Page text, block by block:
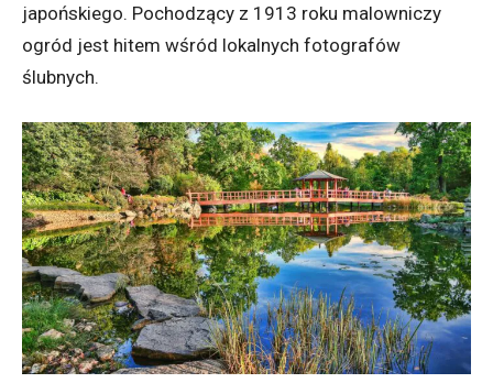
japońskiego. Pochodzący z 1913 roku malowniczy
ogród jest hitem wśród lokalnych fotografów
ślubnych.